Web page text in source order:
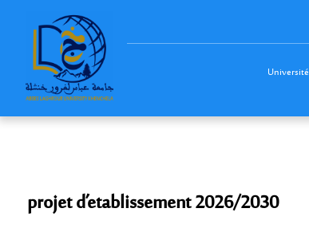
Université
projet d’etablissement 2026/2030